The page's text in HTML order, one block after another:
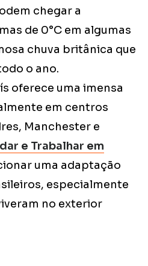
chegar a
de 0°C em algumas
chuva britânica que
o ano.
oferece uma imensa
em centros
Manchester e
e Trabalhar em
uma adaptação
especialmente
no exterior